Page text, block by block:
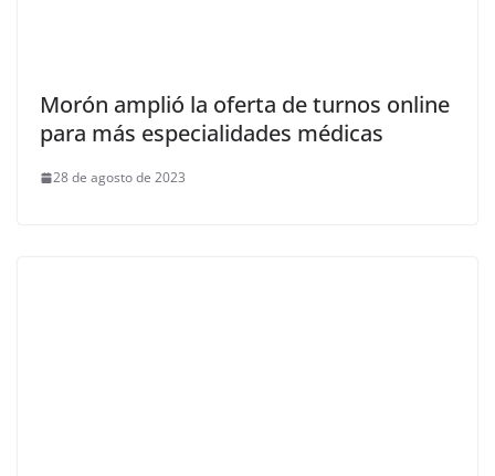
Morón amplió la oferta de turnos online
para más especialidades médicas
28 de agosto de 2023